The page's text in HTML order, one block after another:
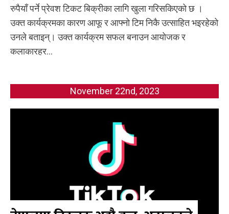
रुपैयाँ पर्ने प्रेवश टिकट बिक्रीका लागि खुला गरिसकिएको छ ।
उक्त कार्यक्रमका कारण आफू र आफ्नो टिम निकै उत्साहित भइरहेको
उनले बताइन्। उक्त कार्यक्रम सफल बनाउन आयोजक र
कलाकारहर...
November 22nd, 2023